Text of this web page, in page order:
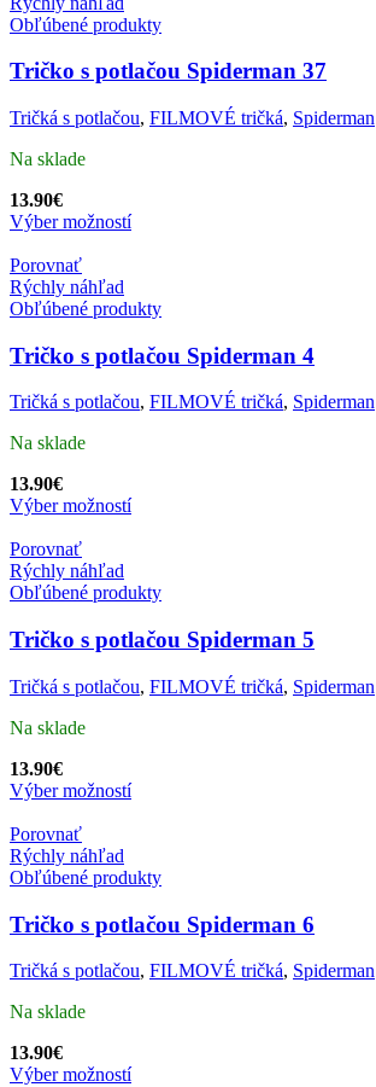
Obľúbené produkty
Tričko s potlačou Spiderman 37
Tričká s potlačou, FILMOVÉ tričká, Spiderman
Na sklade
13.90€
Výber možností
Porovnať
Rýchly náhľad
Obľúbené produkty
Tričko s potlačou Spiderman 4
Tričká s potlačou, FILMOVÉ tričká, Spiderman
Na sklade
13.90€
Výber možností
Porovnať
Rýchly náhľad
Obľúbené produkty
Tričko s potlačou Spiderman 5
Tričká s potlačou, FILMOVÉ tričká, Spiderman
Na sklade
13.90€
Výber možností
Porovnať
Rýchly náhľad
Obľúbené produkty
Tričko s potlačou Spiderman 6
Tričká s potlačou, FILMOVÉ tričká, Spiderman
Na sklade
13.90€
Výber možností